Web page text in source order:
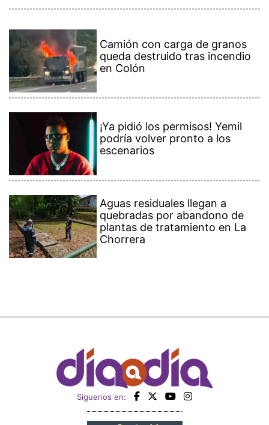
Camión con carga de granos
queda destruido tras incendio
en Colón
¡Ya pidió los permisos! Yemil
podría volver pronto a los
escenarios
Aguas residuales llegan a
quebradas por abandono de
plantas de tratamiento en La
Chorrera
Siguenos en: